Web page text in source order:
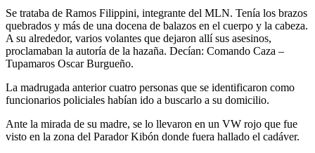
Se trataba de Ramos Filippini, integrante del MLN. Tenía los brazos
quebrados y más de una docena de balazos en el cuerpo y la cabeza.
A su alrededor, varios volantes que dejaron allí sus asesinos,
proclamaban la autoría de la hazaña. Decían: Comando Caza –
Tupamaros Oscar Burgueño.
La madrugada anterior cuatro personas que se identificaron como
funcionarios policiales habían ido a buscarlo a su domicilio.
Ante la mirada de su madre, se lo llevaron en un VW rojo que fue
visto en la zona del Parador Kibón donde fuera hallado el cadáver.